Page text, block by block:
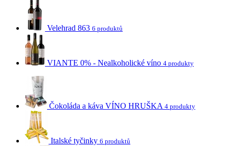
Velehrad 863 6 produktů
VIANTE 0% - Nealkoholické víno 4 produkty
Čokoláda a káva VÍNO HRUŠKA 4 produkty
Italské tyčinky 6 produktů